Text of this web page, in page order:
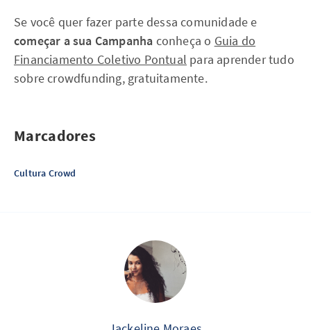
Se você quer fazer parte dessa comunidade e
começar a sua Campanha conheça o Guia do
Financiamento Coletivo Pontual para aprender tudo
sobre crowdfunding, gratuitamente.
Marcadores
Cultura Crowd